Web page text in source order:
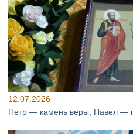
12.07.2026
Петр — камень веры, Павел —